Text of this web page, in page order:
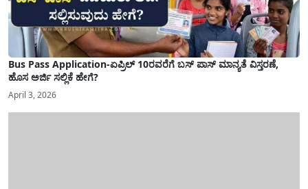
Bus Pass Application-ಏಪ್ರಿಲ್ 10ರವರೆಗೆ ಬಸ್ ಪಾಸ್ ಮಾನ್ಯತೆ ವಿಸ್ತರಣೆ,
ಹೊಸ ಅರ್ಜಿ ಸಲ್ಲಿಕೆ ಹೇಗೆ?
April 3, 2026